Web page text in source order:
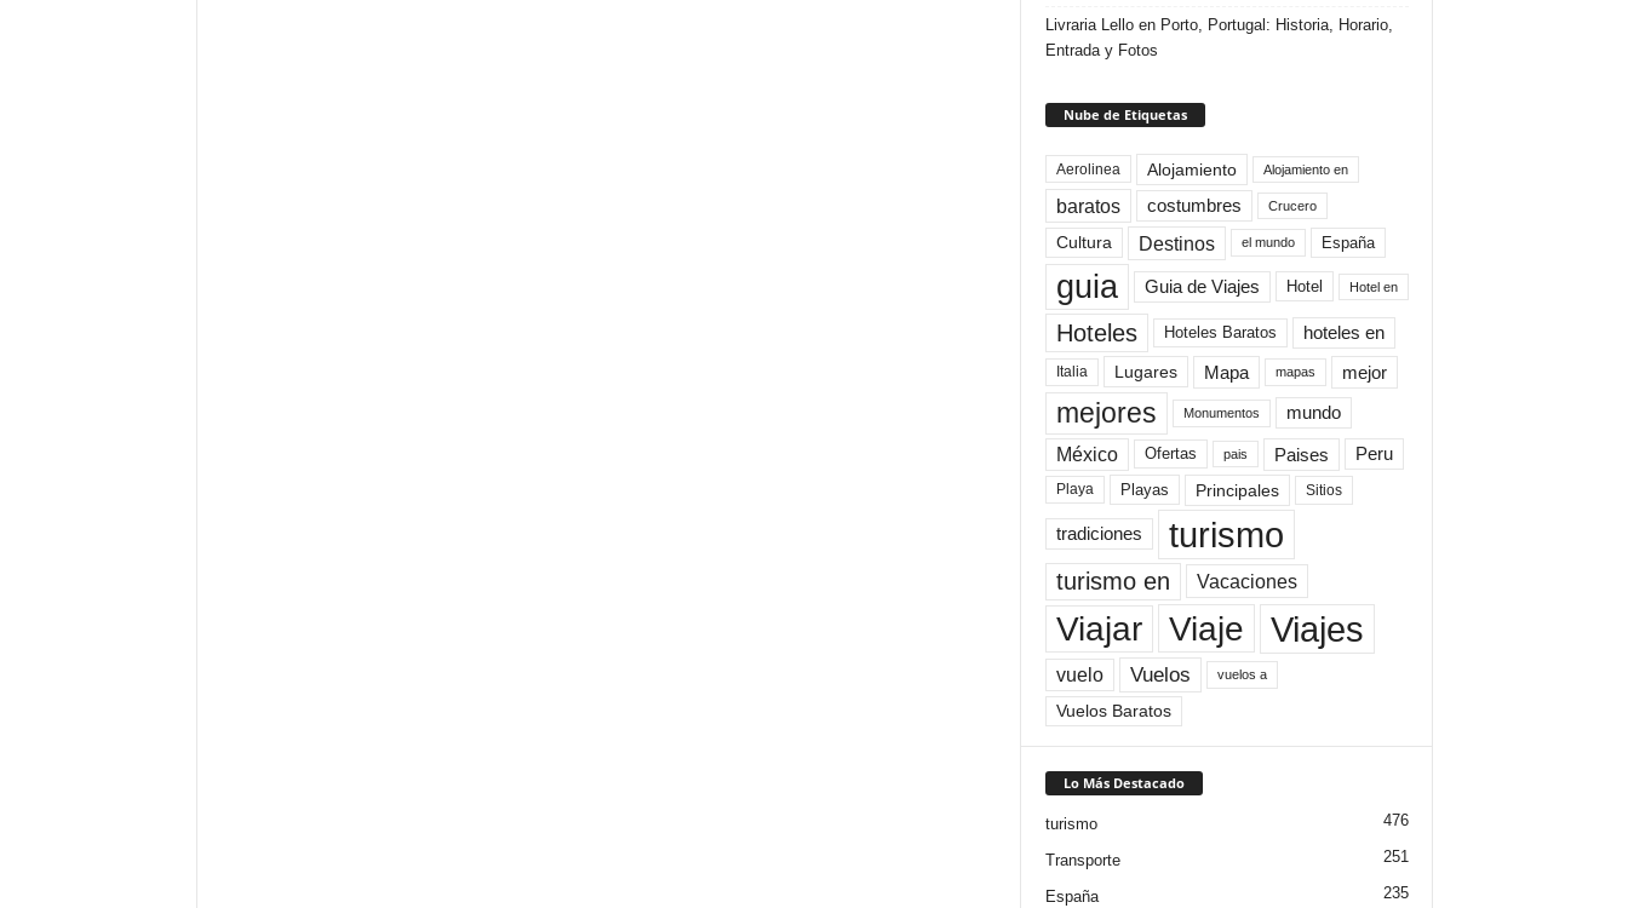
Livraria Lello en Porto, Portugal: Historia, Horario,
Entrada y Fotos
Nube de Etiquetas
Aerolinea Alojamiento Alojamiento en
baratos costumbres Crucero
Cultura Destinos el mundo España
guia Guia de Viajes Hotel Hotel en
Hoteles Hoteles Baratos hoteles en
Italia Lugares Mapa mapas mejor
mejores Monumentos mundo
México Ofertas pais Paises Peru
Playa Playas Principales Sitios
tradiciones turismo
turismo en Vacaciones
Viajar Viaje Viajes
vuelo Vuelos vuelos a
Vuelos Baratos
Lo Más Destacado
turismo 476
Transporte 251
España 235